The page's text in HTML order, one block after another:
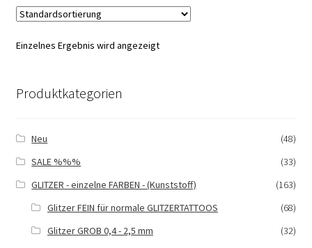
Einzelnes Ergebnis wird angezeigt
Produktkategorien
Neu
(48)
SALE %%%
(33)
GLITZER - einzelne FARBEN - (Kunststoff)
(163)
Glitzer FEIN für normale GLITZERTATTOOS
(68)
Glitzer GROB 0,4 - 2,5 mm
(32)